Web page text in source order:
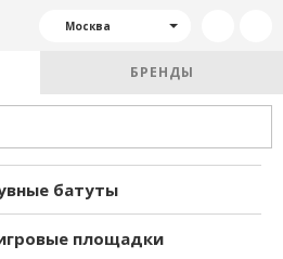
Москва
БРЕНДЫ
батуты
площадки